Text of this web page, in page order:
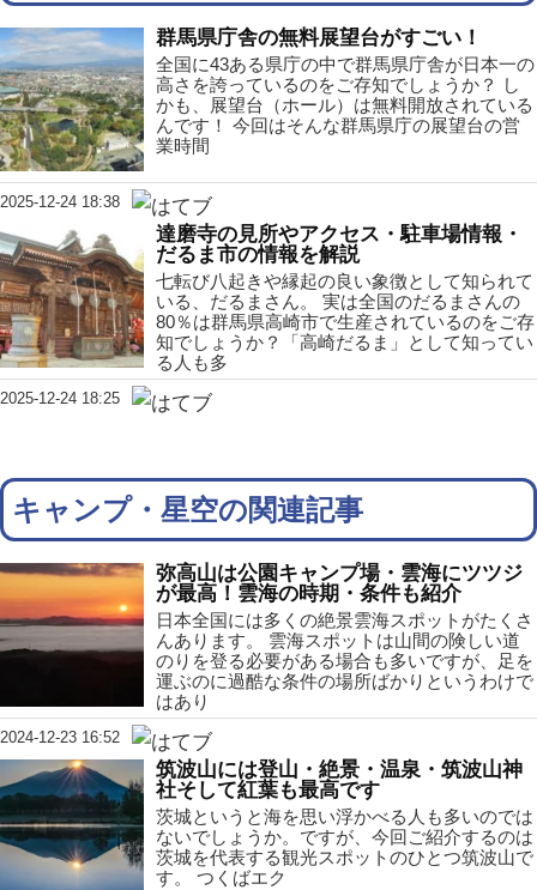
群馬県庁舎の無料展望台がすごい！
全国に43ある県庁の中で群馬県庁舎が日本一の
高さを誇っているのをご存知でしょうか？ し
かも、展望台（ホール）は無料開放されている
んです！ 今回はそんな群馬県庁の展望台の営
業時間
2025-12-24 18:38
達磨寺の見所やアクセス・駐車場情報・
だるま市の情報を解説
七転び八起きや縁起の良い象徴として知られて
いる、だるまさん。 実は全国のだるまさんの
80％は群馬県高崎市で生産されているのをご存
知でしょうか？「高崎だるま」として知ってい
る人も多
2025-12-24 18:25
キャンプ・星空の関連記事
弥高山は公園キャンプ場・雲海にツツジ
が最高！雲海の時期・条件も紹介
日本全国には多くの絶景雲海スポットがたくさ
んあります。 雲海スポットは山間の険しい道
のりを登る必要がある場合も多いですが、足を
運ぶのに過酷な条件の場所ばかりというわけで
はあり
2024-12-23 16:52
筑波山には登山・絶景・温泉・筑波山神
社そして紅葉も最高です
茨城というと海を思い浮かべる人も多いのでは
ないでしょうか。ですが、今回ご紹介するのは
茨城を代表する観光スポットのひとつ筑波山で
す。 つくばエク